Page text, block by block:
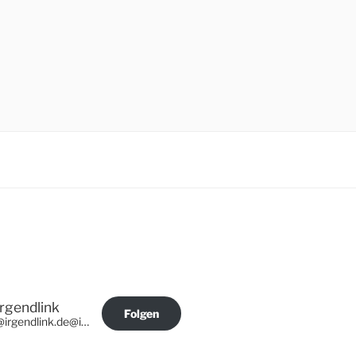
@irgendlink.de@irgendlink.de
Folgen